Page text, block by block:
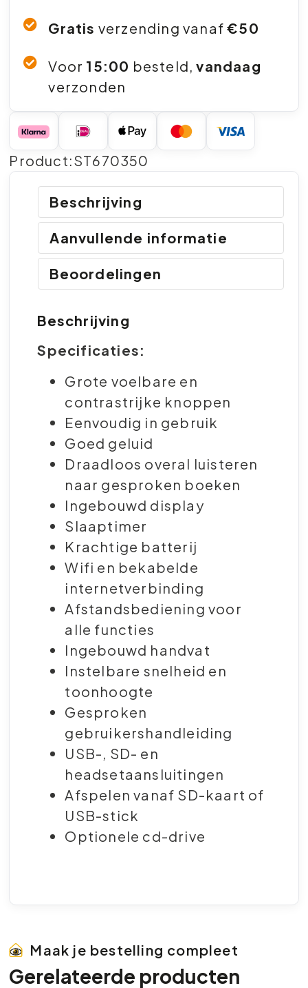
Gratis verzending vanaf€50
Voor 15:00 besteld,vandaag
verzonden
Product:ST670350
Beschrijving
Aanvullende informatie
Beoordelingen
Beschrijving
Specificaties:
Grote voelbare en
contrastrijke knoppen
Eenvoudig in gebruik
Goed geluid
Draadloos overal luisteren
naar gesproken boeken
Ingebouwd display
Slaaptimer
Krachtige batterij
Wifi en bekabelde
internetverbinding
Afstandsbediening voor
alle functies
Ingebouwd handvat
Instelbare snelheid en
toonhoogte
Gesproken
gebruikershandleiding
USB-, SD- en
headsetaansluitingen
Afspelen vanaf SD-kaart of
USB-stick
Optionele cd-drive
Maak je bestelling compleet
Gerelateerde producten